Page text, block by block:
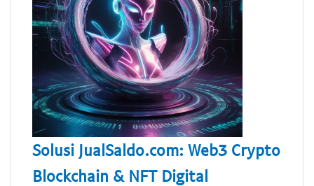
Solusi JualSaldo.com: Web3 Crypto
Blockchain & NFT Digital